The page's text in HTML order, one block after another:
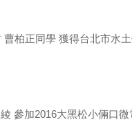
柏正同學 獲得台北市水
參加2016大黑松小倆口